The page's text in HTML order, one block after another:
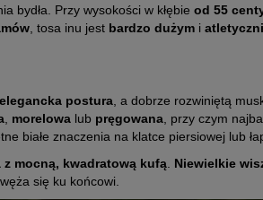
bydła. Przy wysokości w kłębie od 55
, tosa inu jest bardzo dużym i
elegancka postura , a dobrze rozwiniętą
morelowa lub pręgowana , przy czym
białe znaczenia na klatce piersiowej lub
z mocną, kwadratową kufą Niewielkie
się ku końcowi.